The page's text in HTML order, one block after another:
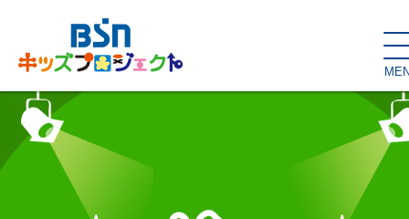
SDGs de
はぐくむコラム
キッズが主役！